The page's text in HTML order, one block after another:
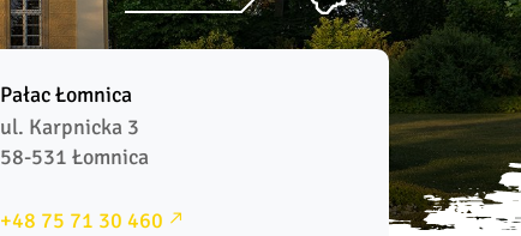
Pałac Łomnica
ul. Karpnicka 3
+48 75 71 30 460